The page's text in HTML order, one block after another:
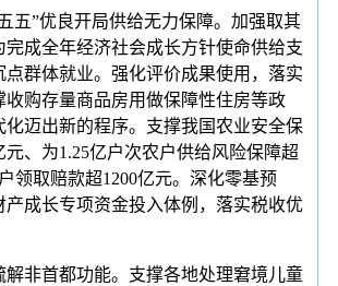
”优良开局供给无力保障。加强取其
完成全年经济社会成长方针使命供给支
点群体就业。强化评价成果使用，落实
收购存量商品房用做保障性住房等政
化迈出新的程序。支撑我国农业安全保
元、为1.25亿户次农户供给风险保障超
领取赔款超1200亿元。深化零基预
产成长专项资金投入体例，落实税收优
首都功能。支撑各地处理窘境儿童